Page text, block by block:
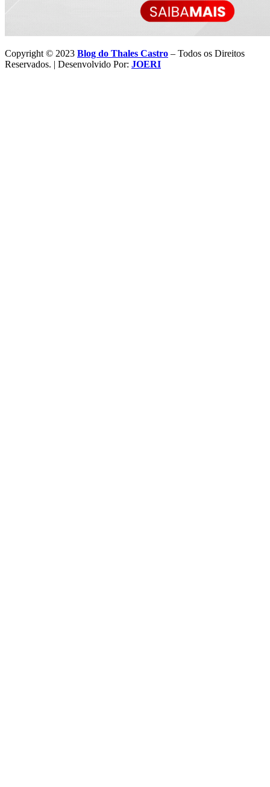
Copyright © 2023 Blog do Thales Castro – Todos os Direitos
Reservados. | Desenvolvido Por: JOERI